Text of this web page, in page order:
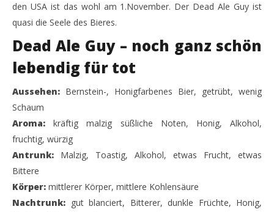
den USA ist das wohl am 1.November. Der Dead Ale Guy ist
quasi die Seele des Bieres.
Dead Ale Guy – noch ganz schön
lebendig für tot
Aussehen: Bernstein-, Honigfarbenes Bier, getrübt, wenig
Schaum
Aroma: kräftig malzig süßliche Noten, Honig, Alkohol,
fruchtig, würzig
Antrunk: Malzig, Toastig, Alkohol, etwas Frucht, etwas
Bittere
Körper: mittlerer Körper, mittlere Kohlensäure
Nachtrunk: gut blanciert, Bitterer, dunkle Früchte, Honig,